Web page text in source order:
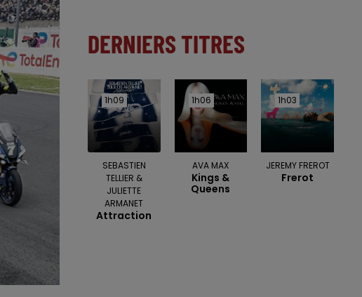
DERNIERS TITRES
1h09
1h09
SEBASTIEN
TELLIER &
JULIETTE
ARMANET
Attraction
1h06
1h06
AVA MAX
Kings &
Queens
1h03
1h03
JEREMY FREROT
Frerot